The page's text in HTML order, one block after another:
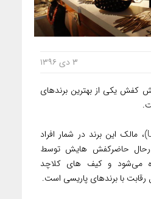
۳ دی ۱۳۹۶
یکی از بهترین برندهای
اونگ ایو لین (Ung Yiu Lin)، مالک این برند در شمار افراد
حاضرکفش هایش توسط
می‌شود و کیف های کلاچد